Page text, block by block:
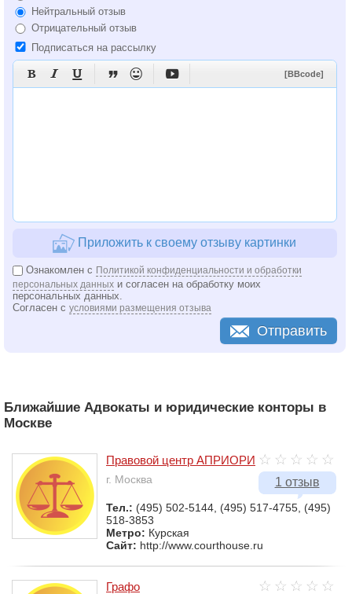
Нейтральный отзыв
Отрицательный отзыв
Подписаться на рассылку
      [BBcode]
Приложить к своему отзыву картинки
Ознакомлен с Политикой конфиденциальности и обработки
персональных данных и согласен на обработку моих
персональных данных.
Согласен с условиями размещения отзыва
Отправить
Ближайшие Адвокаты и юридические конторы в
Москве
1 отзыв
Правовой центр АПРИОРИ
г. Москва
Тел.: (495) 502-5144, (495) 517-4755, (495)
518-3853
Метро: Курская
Сайт: http://www.courthouse.ru
Графо